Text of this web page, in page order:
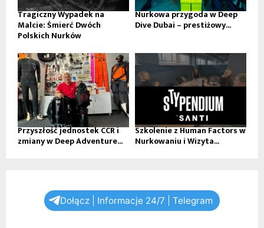
Tragiczny Wypadek na
Malcie: Śmierć Dwóch
Polskich Nurków
Nurkowa przygoda w Deep
Dive Dubai – prestiżowy...
Przyszłość jednostek CCR i
zmiany w Deep Adventure...
Szkolenie z Human Factors w
Nurkowaniu i Wizyta...
Dołącz | Informacje 24/7 | Telegram